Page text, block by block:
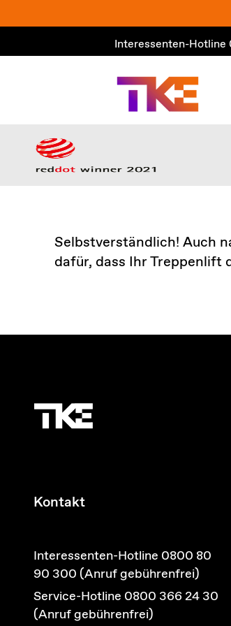
Inhalt
Interessenten-Hotline
Selbstverständlich! Auch
dafür, dass Ihr Treppenlift
Kontakt
Interessenten-Hotline 0800 80
90 300 (Anruf gebührenfrei)
Service-Hotline 0800 366 24 30
(Anruf gebührenfrei)